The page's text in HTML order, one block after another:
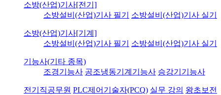
소방(산업)기사[전기]
소방설비(산업)기사 필기
소방설비(산업)기사 실기
소방(산업)기사[기계]
소방설비(산업)기사 필기
소방설비(산업)기사 실기
기능사(기타 종목)
조경기능사 공조냉동기계기능사 승강기기능사
전기직공무원 PLC제어기술자(PCQ) 실무 강의 왕초보전